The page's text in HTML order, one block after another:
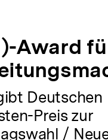
Award
Deutschen
Preis zur
/